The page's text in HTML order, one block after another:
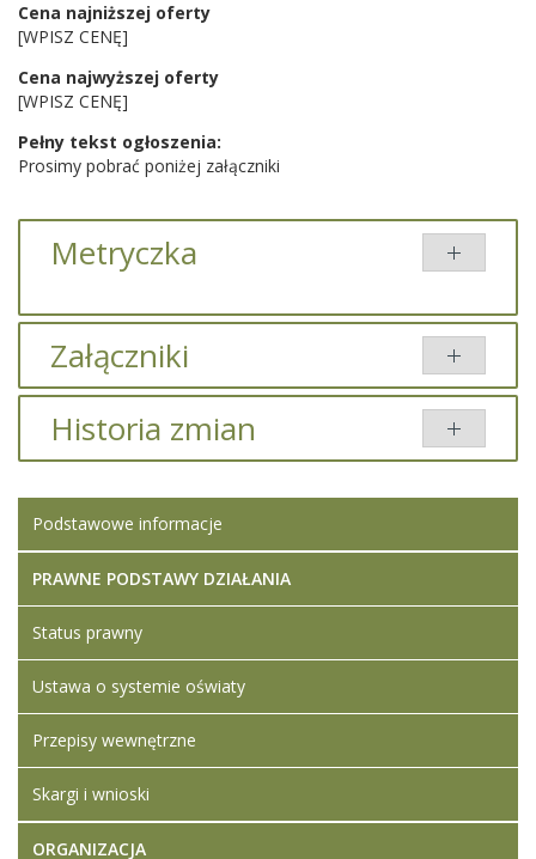
Cena najniższej oferty
[WPISZ CENĘ]
Cena najwyższej oferty
[WPISZ CENĘ]
Pełny tekst ogłoszenia:
Prosimy pobrać poniżej załączniki
Metryczka
Załączniki
Brak załączników.
Historia zmian
Podstawowe informacje
PRAWNE PODSTAWY DZIAŁANIA
Status prawny
Ustawa o systemie oświaty
Przepisy wewnętrzne
Skargi i wnioski
ORGANIZACJA